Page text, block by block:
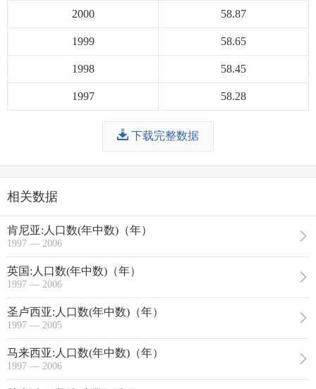
2000 58.87
1999 58.65
1998 58.45
1997 58.28
下载完整数据
相关数据
肯尼亚:人口数(年中数)（年）
1997 — 2006
英国:人口数(年中数)（年）
1997 — 2006
圣卢西亚:人口数(年中数)（年）
1997 — 2005
马来西亚:人口数(年中数)（年）
1997 — 2006